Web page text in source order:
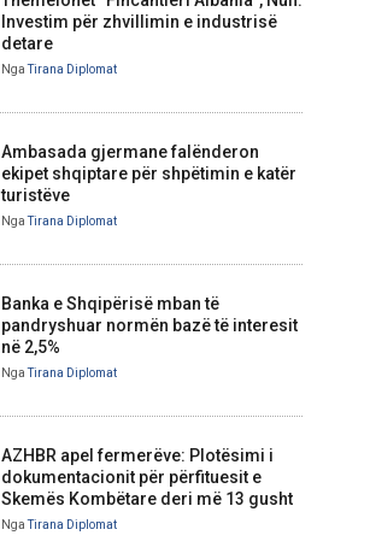
Investim për zhvillimin e industrisë
detare
Nga Tirana Diplomat
Ambasada gjermane falënderon
ekipet shqiptare për shpëtimin e katër
turistëve
Nga Tirana Diplomat
Banka e Shqipërisë mban të
pandryshuar normën bazë të interesit
në 2,5%
Nga Tirana Diplomat
AZHBR apel fermerëve: Plotësimi i
dokumentacionit për përfituesit e
Skemës Kombëtare deri më 13 gusht
Nga Tirana Diplomat